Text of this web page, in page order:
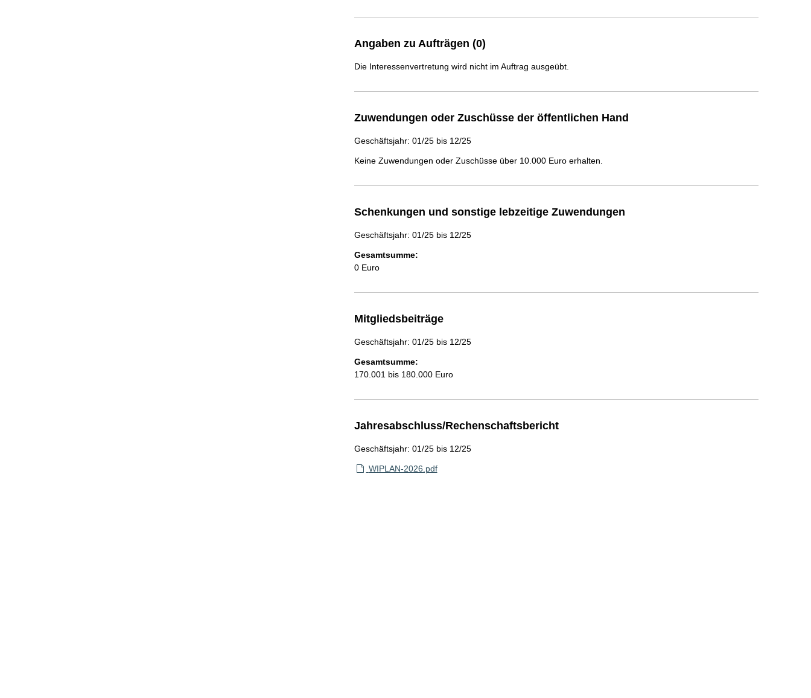
Angaben zu Aufträgen (0)
Die Interessenvertretung wird nicht im Auftrag ausgeübt.
Zuwendungen oder Zuschüsse der öffentlichen Hand
Geschäftsjahr: 01/25 bis 12/25
Keine Zuwendungen oder Zuschüsse über 10.000 Euro erhalten.
Schenkungen und sonstige lebzeitige Zuwendungen
Geschäftsjahr: 01/25 bis 12/25
Gesamtsumme:
0 Euro
Mitgliedsbeiträge
Geschäftsjahr: 01/25 bis 12/25
Gesamtsumme:
170.001 bis 180.000 Euro
Jahresabschluss/Rechenschaftsbericht
Geschäftsjahr: 01/25 bis 12/25
WIPLAN-2026.pdf